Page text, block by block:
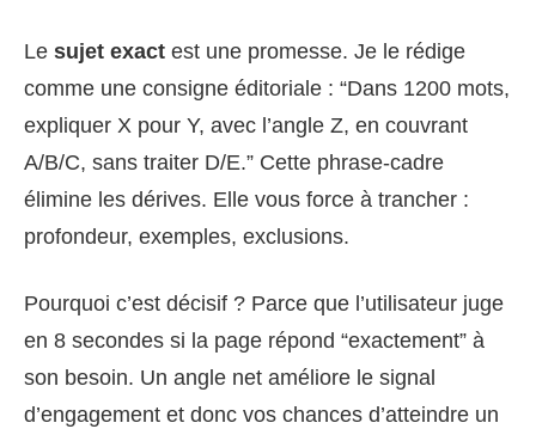
Le sujet exact est une promesse. Je le rédige
comme une consigne éditoriale : “Dans 1200 mots,
expliquer X pour Y, avec l’angle Z, en couvrant
A/B/C, sans traiter D/E.” Cette phrase-cadre
élimine les dérives. Elle vous force à trancher :
profondeur, exemples, exclusions.
Pourquoi c’est décisif ? Parce que l’utilisateur juge
en 8 secondes si la page répond “exactement” à
son besoin. Un angle net améliore le signal
d’engagement et donc vos chances d’atteindre un